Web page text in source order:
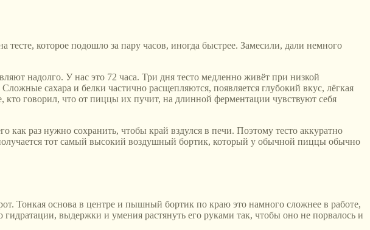
которое подошло за пару часов, иногда быстрее. Замесили, дали немного
надолго. У нас это 72 часа. Три дня тесто медленно живёт при низкой
сахара и белки частично расщепляются, появляется глубокий вкус, лёгкая
кто говорил, что от пиццы их пучит, на длинной ферментации чувствуют себя
как раз нужно сохранить, чтобы край вздулся в печи. Поэтому тесто аккуратно
тот самый высокий воздушный бортик, который у обычной пиццы обычно
Тонкая основа в центре и пышный бортик по краю это намного сложнее в работе,
выдержки и умения растянуть его руками так, чтобы оно не порвалось и